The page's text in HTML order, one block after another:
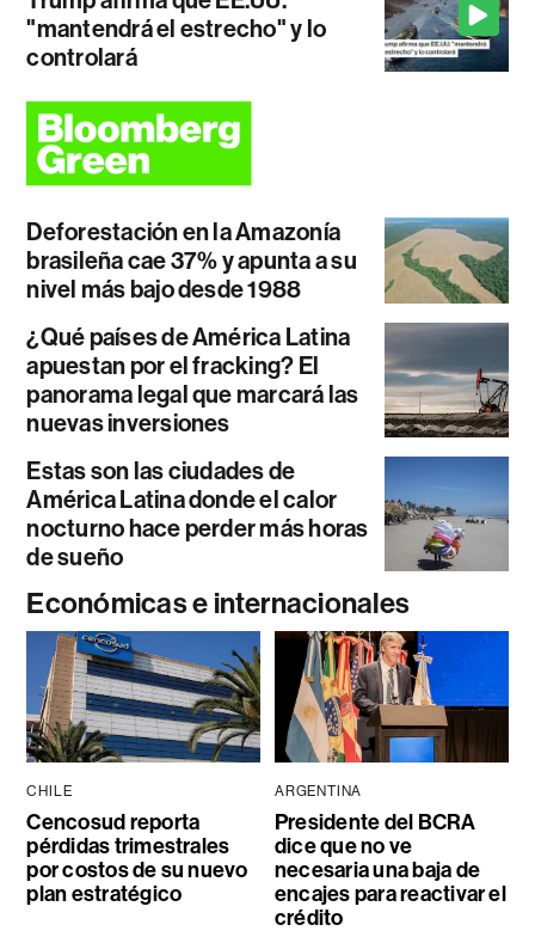
"mantendrá el estrecho" y lo
controlará
Deforestación en la Amazonía
brasileña cae 37% y apunta a su
nivel más bajo desde 1988
¿Qué países de América Latina
apuestan por el fracking? El
panorama legal que marcará las
nuevas inversiones
Estas son las ciudades de
América Latina donde el calor
nocturno hace perder más horas
de sueño
Económicas e internacionales
CHILE
Cencosud reporta
pérdidas trimestrales
por costos de su nuevo
plan estratégico
ARGENTINA
Presidente del BCRA
dice que no ve
necesaria una baja de
encajes para reactivar el
crédito